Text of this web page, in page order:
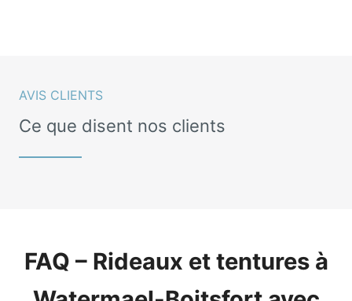
AVIS CLIENTS
Ce que disent nos clients
FAQ – Rideaux et tentures à